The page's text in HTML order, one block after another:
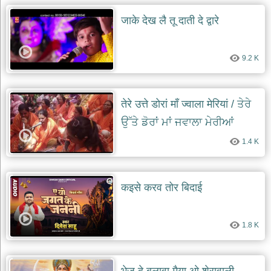
देश
भक्ति
भजन
patriotic
bhajans
खाटू
श्याम
भजन
khatu
shaym
bhajans
रानी
सती
दादी
भजन
rani
sati
dadi
bhajans
बावा
लाल
जाके देख लै तू दाती दे द्वारे
9.2 K
तेरे उत्ते डोरां माँ ज्वाला मेरियां / ਤੇਰੇ
ਉੱਤੇ ਡੋਰਾਂ ਮਾਂ ਜਵਾਲਾ ਮੇਰੀਆਂ
1.4 K
कइसे करव तोर बिदाई
1.8 K